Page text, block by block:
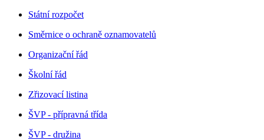
Státní rozpočet
Směrnice o ochraně oznamovatelů
Organizační řád
Školní řád
Zřizovací listina
ŠVP - přípravná třída
ŠVP - družina